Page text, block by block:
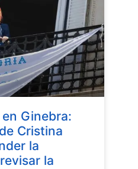
Ginebra:
Cristina
la
la